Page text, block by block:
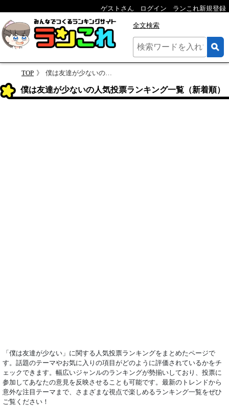
ゲストさん ログイン ランこれ新規登録
全文検索
TOP 僕は友達が少ないのランキング
僕は友達が少ないの人気投票ランキング一覧（新着順）
「僕は友達が少ない」に関する人気投票ランキングをまとめたページで
す。話題のテーマやお気に入りの項目がどのように評価されているかをチ
ェックできます。幅広いジャンルのランキングが勢揃いしており、投票に
参加してあなたの意見を反映させることも可能です。最新のトレンドから
意外な注目テーマまで、さまざまな視点で楽しめるランキング一覧をぜひ
ご覧ください！